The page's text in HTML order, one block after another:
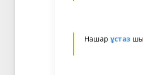
Нашарұстаз